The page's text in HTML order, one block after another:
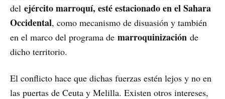
del ejército marroquí, esté estacionado en el Sahara
Occidental, como mecanismo de disuasión y también
en el marco del programa de marroquinización de
dicho territorio.
El conflicto hace que dichas fuerzas estén lejos y no en
las puertas de Ceuta y Melilla. Existen otros intereses,